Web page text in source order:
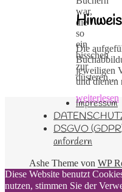
war,
die
so
ein
bisschen
zur
düsteren…
weiterlesen
Hinweis
Die
jeweiligen
und dienen
Impressum
DSGVO
anfordern
Ashe Theme von WP
Diese Website benutzt
nutzen, stimmen Sie der